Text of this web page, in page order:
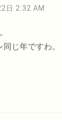
日 2:32 AM
じ年ですわ。